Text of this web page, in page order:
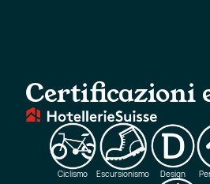
Certificazioni
Ciclismo Escursionismo Design